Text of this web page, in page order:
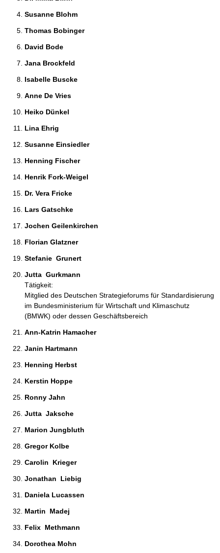
Susanne Blohm
Thomas Bobinger
David Bode
Jana Brockfeld
Isabelle Buscke
Anne De Vries
Heiko Dünkel
Lina Ehrig
Susanne Einsiedler
Henning Fischer
Henrik Fork-Weigel
Dr. Vera Fricke
Lars Gatschke
Jochen Geilenkirchen
Florian Glatzner
Stefanie  Grunert
Jutta  Gurkmann
Tätigkeit:
Mitglied des Deutschen Strategieforums für Standardisierung
im Bundesministerium für Wirtschaft und Klimaschutz
(BMWK) oder dessen Geschäftsbereich
Ann-Katrin Hamacher
Janin Hartmann
Henning Herbst
Kerstin Hoppe
Ronny Jahn
Jutta  Jaksche
Marion Jungbluth
Gregor Kolbe
Carolin  Krieger
Jonathan  Liebig
Daniela Lucassen
Martin  Madej
Felix  Methmann
Dorothea Mohn